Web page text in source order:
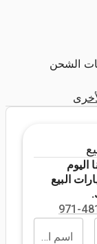
الشحن
اليوم
البيع
اسم العائلة*